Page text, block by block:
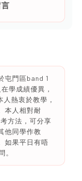
屯門區band 1
學成績優異，
熱衷於教學，
本人相對耐
方法，可分享
他同學作教
如果平日有唔
。